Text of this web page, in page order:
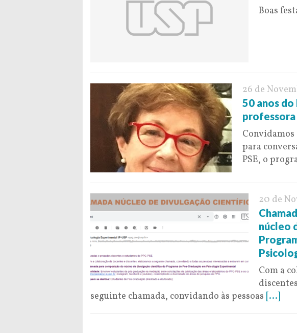
Boas
26 de
50 anos do
Convidamos
para
PSE, o
20 de
núcleo
Com a
seguinte chamada, convidando às pessoas [...]